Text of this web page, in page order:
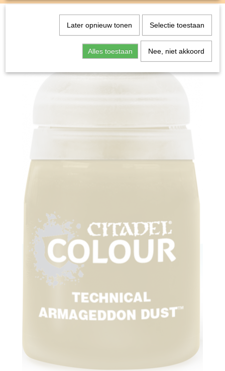
Miniature Gaming>Technical: Armageddon
Later opnieuw tonen Selectie toestaan
Alles toestaan Nee, niet akkoord